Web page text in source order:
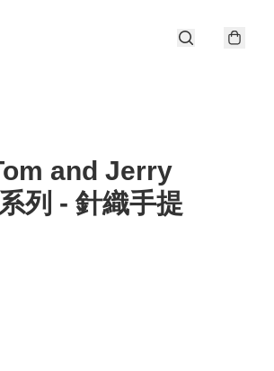
and Jerry
列 - 針織手提